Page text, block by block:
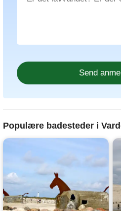
Populære badesteder i